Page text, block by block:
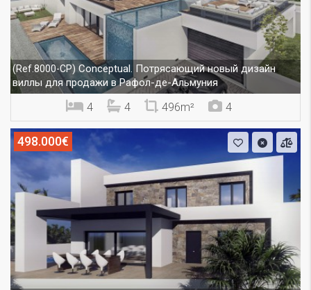
(Ref.8000-CP) Conceptual. Потрясающий новый дизайн
виллы для продажи в Рафол-де-Альмуния
4 4 496m² 4
498.000€